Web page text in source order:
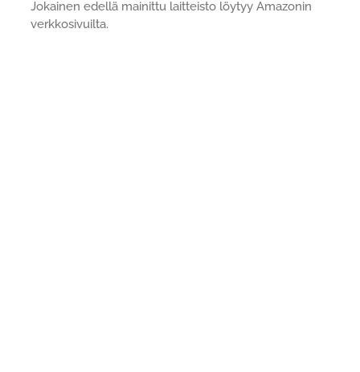
Jokainen edellä mainittu laitteisto löytyy Amazonin
verkkosivuilta.